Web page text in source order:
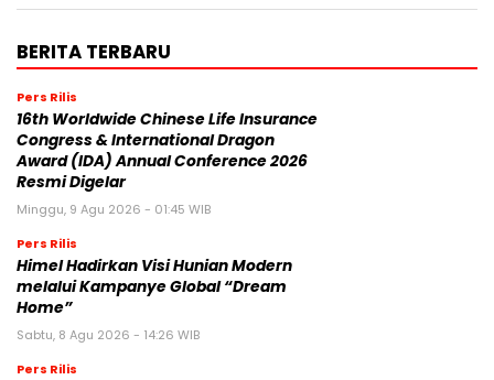
BERITA TERBARU
Pers Rilis
16th Worldwide Chinese Life Insurance
Congress & International Dragon
Award (IDA) Annual Conference 2026
Resmi Digelar
Minggu, 9 Agu 2026 - 01:45 WIB
Pers Rilis
Himel Hadirkan Visi Hunian Modern
melalui Kampanye Global “Dream
Home”
Sabtu, 8 Agu 2026 - 14:26 WIB
Pers Rilis